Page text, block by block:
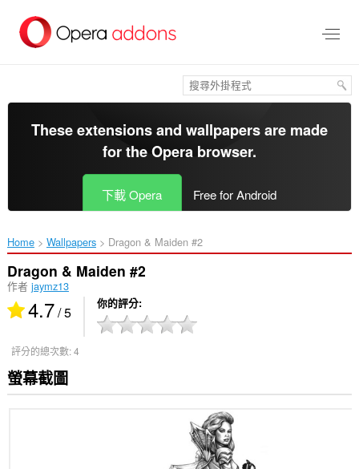
區
These extensions and wallpapers are made
for theOpera browser.
下載 Opera Free for Android
Home Wallpapers Dragon & Maiden #2‎
Dragon & Maiden #2
作者 jaymz13
4.7/ 5 你的評分
評分的總次數:4
螢幕截圖